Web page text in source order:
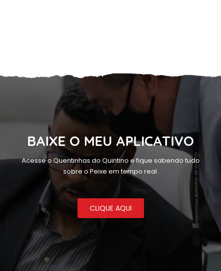
BAIXE O MEU APLICATIVO
Acesse o Quentinhas do Quintino e fique sabendo tudo
sobre o Peixe em tempo real.
CLIQUE AQUI